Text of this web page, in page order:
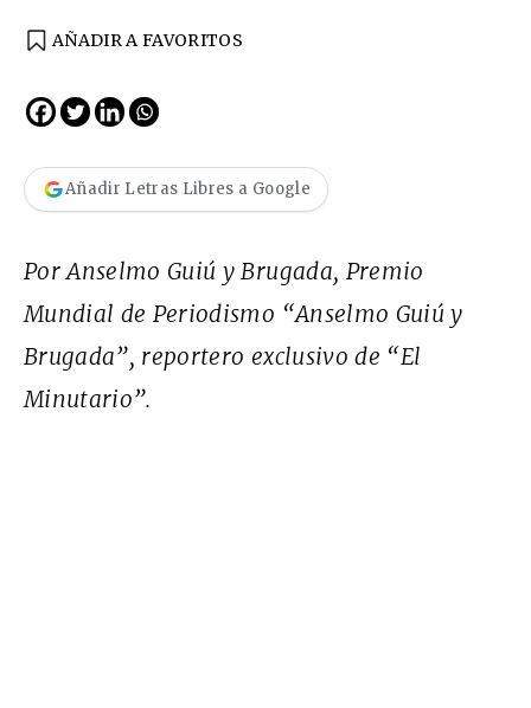
AÑADIR A FAVORITOS
Añadir Letras Libres a Google
Por Anselmo Guiú y Brugada, Premio
Mundial de Periodismo “Anselmo Guiú y
Brugada”, reportero exclusivo de “El
Minutario”.